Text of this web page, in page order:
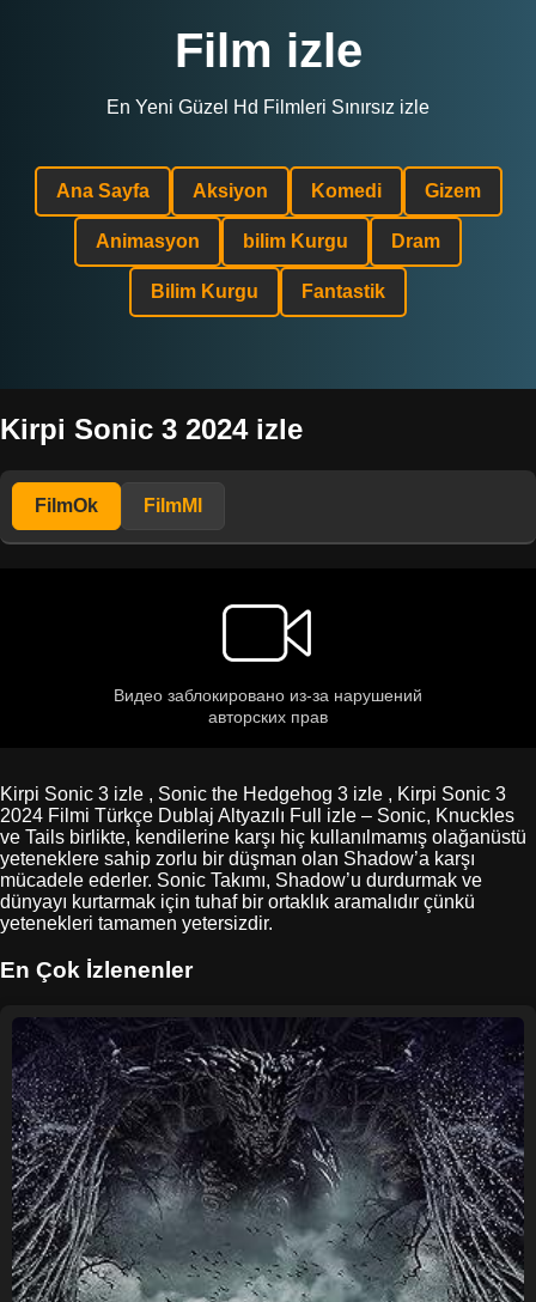
Film izle
En Yeni Güzel Hd Filmleri Sınırsız izle
Ana Sayfa Aksiyon Komedi Gizem
Animasyon bilim Kurgu Dram
Bilim Kurgu Fantastik
Kirpi Sonic 3 2024 izle
FilmOk FilmMl
Kirpi Sonic 3 izle , Sonic the Hedgehog 3 izle , Kirpi Sonic 3
2024 Filmi Türkçe Dublaj Altyazılı Full izle – Sonic, Knuckles
ve Tails birlikte, kendilerine karşı hiç kullanılmamış olağanüstü
yeteneklere sahip zorlu bir düşman olan Shadow’a karşı
mücadele ederler. Sonic Takımı, Shadow’u durdurmak ve
dünyayı kurtarmak için tuhaf bir ortaklık aramalıdır çünkü
yetenekleri tamamen yetersizdir.
En Çok İzlenenler